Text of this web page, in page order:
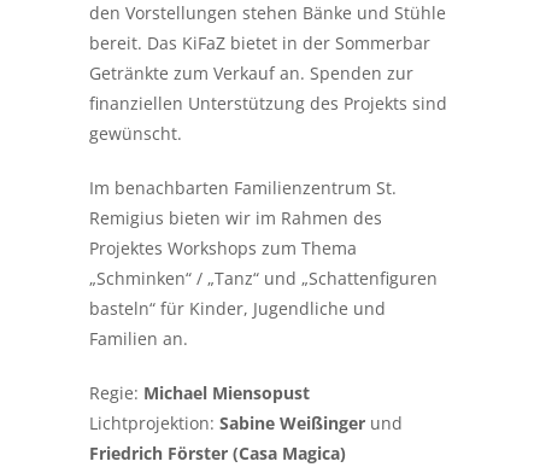
den Vorstellungen stehen Bänke und Stühle
bereit. Das KiFaZ bietet in der Sommerbar
Getränkte zum Verkauf an. Spenden zur
finanziellen Unterstützung des Projekts sind
gewünscht.
Im benachbarten Familienzentrum St.
Remigius bieten wir im Rahmen des
Projektes Workshops zum Thema
„Schminken“ / „Tanz“ und „Schattenfiguren
basteln“ für Kinder, Jugendliche und
Familien an.
Regie: Michael Miensopust
Lichtprojektion: Sabine Weißinger und
Friedrich Förster (Casa Magica)